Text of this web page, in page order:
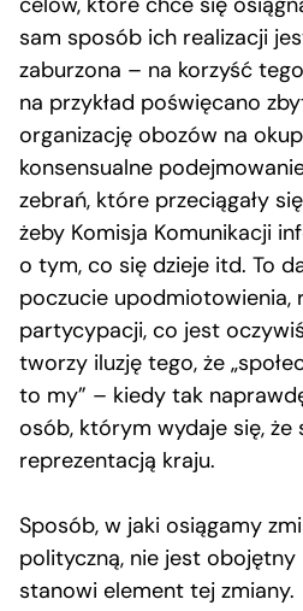
sam sposób ich realizacji
zaburzona – na korzyść
na przykład poświęcano
organizację obozów na
konsensualne
zebrań, które przeciągały
żeby Komisja Komunikacji
o tym, co się dzieje itd. To
poczucie upodmiotowienia,
partycypacji, co jest
tworzy iluzję tego, że
to my” – kiedy tak
osób, którym wydaje się, że
reprezentacją kraju.
Sposób, w jaki osiągamy
polityczną, nie jest
stanowi element tej zmiany.